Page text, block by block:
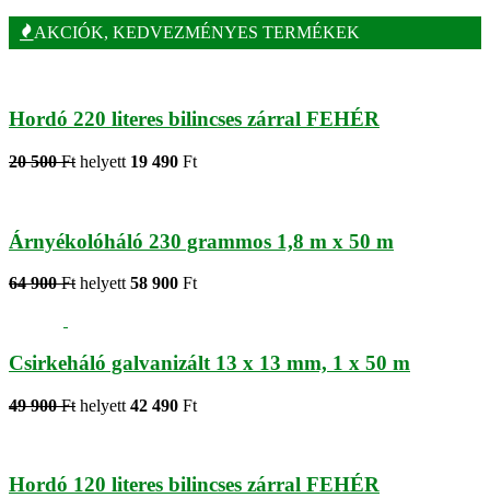
AKCIÓK, KEDVEZMÉNYES TERMÉKEK
Hordó 220 literes bilincses zárral FEHÉR
20 500 Ft helyett 19 490 Ft
Árnyékolóháló 230 grammos 1,8 m x 50 m
64 900 Ft helyett 58 900 Ft
Csirkeháló galvanizált 13 x 13 mm, 1 x 50 m
49 900 Ft helyett 42 490 Ft
Hordó 120 literes bilincses zárral FEHÉR